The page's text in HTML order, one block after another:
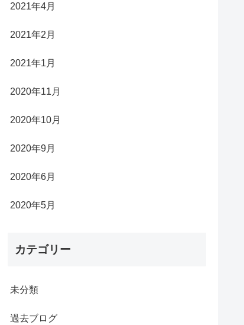
2021年4月
2021年2月
2021年1月
2020年11月
2020年10月
2020年9月
2020年6月
2020年5月
カテゴリー
未分類
過去ブログ